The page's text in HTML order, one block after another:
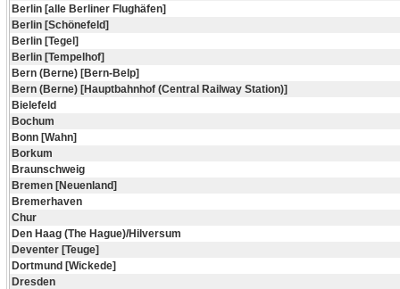
Berlin [alle Berliner Flughäfen]
Berlin [Schönefeld]
Berlin [Tegel]
Berlin [Tempelhof]
Bern (Berne) [Bern-Belp]
Bern (Berne) [Hauptbahnhof (Central Railway Station)]
Bielefeld
Bochum
Bonn [Wahn]
Borkum
Braunschweig
Bremen [Neuenland]
Bremerhaven
Chur
Den Haag (The Hague)/Hilversum
Deventer [Teuge]
Dortmund [Wickede]
Dresden